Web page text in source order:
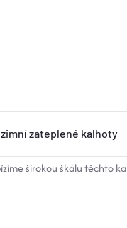
zateplené kalhoty
širokou škálu těchto